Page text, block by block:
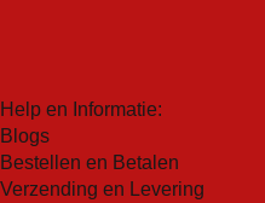
verschillende aminozuren,
componenten in de huid
voor ultieme hydratatie.
Saskatoonbes
Help en Informatie:
Blogs
Bestellen en Betalen
Verzending en Levering